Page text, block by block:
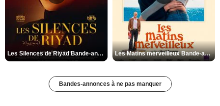
Les Silences de Riyad Bande-annonce VO STFR Les Matins merveilleux Bande-annonce VF
Bandes-annonces à ne pas manquer